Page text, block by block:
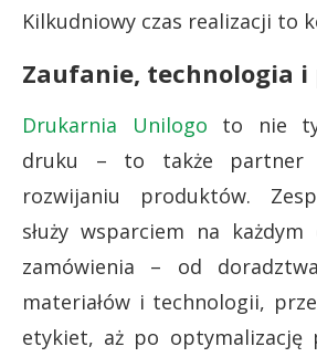
Kilkudniowy czas realizacji to
Zaufanie, technologia
Drukarnia Unilogo to nie
druku – to także partner
rozwijaniu produktów.
służy wsparciem na
zamówienia – od
materiałów i technologii,
etykiet, aż po optymalizację